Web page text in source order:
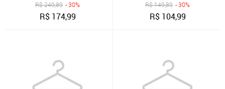
R$249,89 - 30%
R$ 174,99
R$149,89 - 30%
R$ 104,99